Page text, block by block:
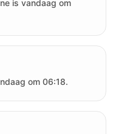
is vandaag om
om 06:18.